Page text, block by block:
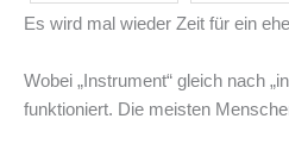
Es wird mal wieder Zeit für ein
Wobei „Instrument“ gleich nach
funktioniert. Die meisten